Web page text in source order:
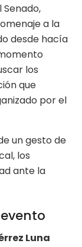
a la
desde hacía
los
que
por el
un gesto de
los
ante la
Luna